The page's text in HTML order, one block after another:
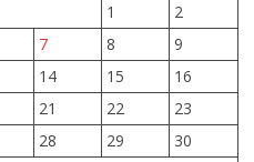
1
2
7 8
9
14 15
16
21 22
23
28 29
30